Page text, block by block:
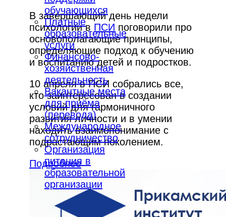
обучающихся
Платные
образовательные
услуги
Финансово-
хозяйственная
деятельность
Вакантные места
для приёма
(перевода)
Международное
сотрудничество
Организация
питания в
образовательной
организации
В завершающий день недели
психологии в ПСИ поговорили про
основополагающие принципы,
определяющие подход к обучению
и воспитанию детей и подростков.
10 апреля в ПСИ собрались все,
кто заинтересован в создании
условий для гармоничного
развития личности и в умении
находить взаимопонимание с
подрастающим поколением.
Подробнее